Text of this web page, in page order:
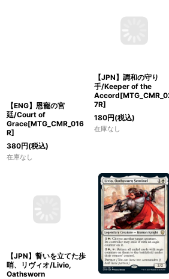
【ENG】恩寵の宮
廷/Court of
Grace[MTG_CMR_016
R]
380円(税込)
在庫なし
【JPN】調和の守り
手/Keeper of the
Accord[MTG_CMR_02
7R]